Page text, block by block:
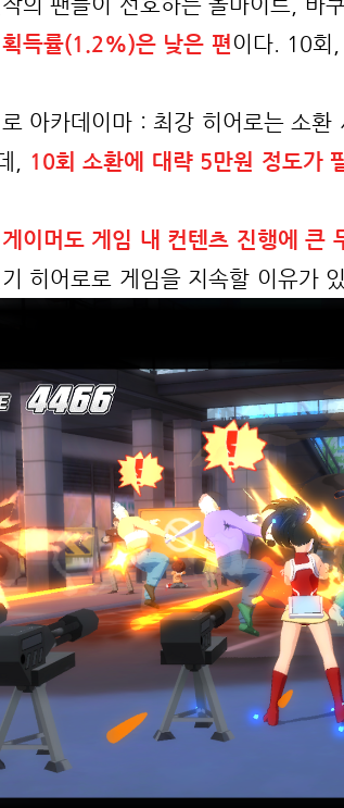
득률(1.2%)은 낮은 편이다. 10회
아카데이마 : 최강 히어로는 소
,
10회 소환에 대략 5만원 정도가
이머도 게임 내 컨텐츠 진행에 큰
히어로로 게임을 지속할 이유가